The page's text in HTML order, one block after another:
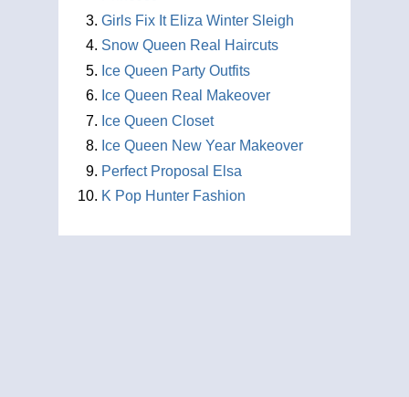
Girls Fix It Eliza Winter Sleigh
Snow Queen Real Haircuts
Ice Queen Party Outfits
Ice Queen Real Makeover
Ice Queen Closet
Ice Queen New Year Makeover
Perfect Proposal Elsa
K Pop Hunter Fashion